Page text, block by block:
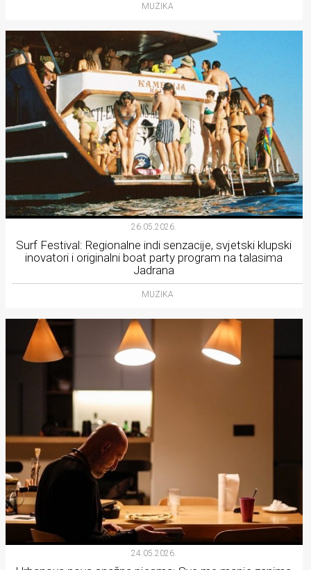
MUZIKA
26.05.2026.
Surf Festival: Regionalne indi senzacije, svjetski klupski
inovatori i originalni boat party program na talasima
Jadrana
MUZIKA
24.05.2026.